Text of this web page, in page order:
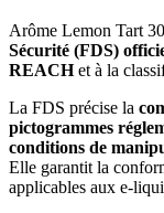
Arôme Lemon Tart
Sécurité (FDS)
REACHet à la
La FDS précise la
pictogrammes
conditions de
Elle garantit la
applicables aux e-